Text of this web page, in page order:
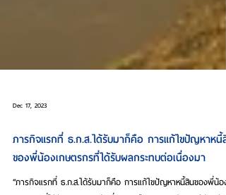
Dec 17, 2023
ภารกิจแรกที่ ธ.ก.ส.ได้รับมาก็คือ การแก้ไขปัญหาหนี้สิน
ของพี่น้องเกษตรกรที่ได้รับผลกระทบต่อเนื่องมา